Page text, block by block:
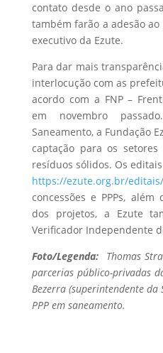
contato desde o ano
também farão a adesão
executivo da Ezute.
Para dar mais
interlocução com as
acordo com a FNP –
em novembro
Saneamento, a Fundação
captação para os
resíduos sólidos. Os
https://ezute.org.br/editais/
concessões e PPPs,
dos projetos, a Ezute
Verificador Independente
Foto/Legenda:Thomas
parcerias público-privadas
Bezerra (superintendente da
PPP em saneamento.